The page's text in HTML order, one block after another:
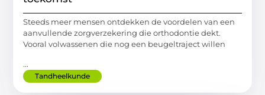
Steeds meer mensen ontdekken de voordelen van een
aanvullende zorgverzekering die orthodontie dekt.
Vooral volwassenen die nog een beugeltraject willen
...
Tandheelkunde